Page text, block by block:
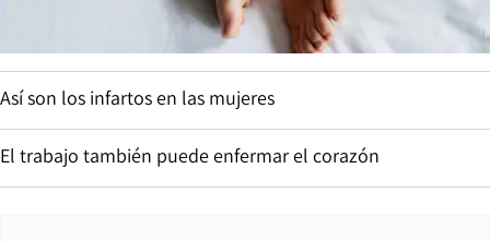
Así son los infartos en las mujeres
El trabajo también puede enfermar el corazón